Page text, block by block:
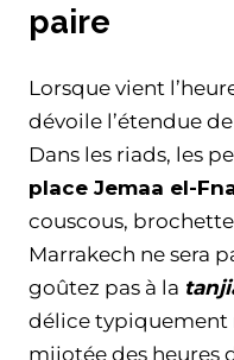
paire
Lorsque vient
dévoile l’étendue de
Dans les riads, les
place Jemaa el-
couscous,
Marrakech ne sera
goûtez pas à la
délice typiquement
mijotée des heures